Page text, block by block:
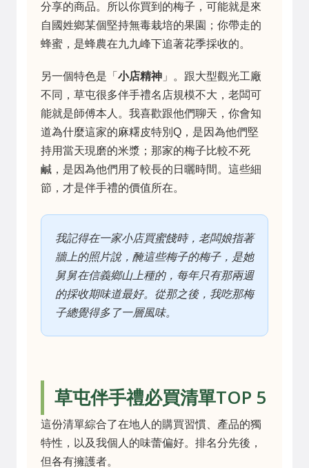
分享的商品。所以你買到的梅子，可能就是來
自國姓鄉某個堅持無毒栽培的果園；你帶走的
蜂蜜，是蜂農在九九峰下追著花季採收的。
另一個特色是「 小店精神 」。跟大型觀光工廠
不同，草屯很多伴手禮名店規模不大，老闆可
能就是師傅本人。我喜歡跟他們聊天，你會知
道為什麼這家的麻糬皮特別Q，是因為他們堅
持用當天現磨的米漿；那家的梅子比較不死
鹹，是因為他們用了較長的日曬時間。這些細
節，才是伴手禮的價值所在。
我記得在一家小店買蜜餞時，老闆娘指著
牆上的照片說，醃這些梅子的梅子，是她
舅舅在信義鄉山上種的，每年只有那兩週
的採收期味道最好。從那之後，我吃那梅
子總覺得多了一層風味。
草屯伴手禮必買清單TOP 5
這份清單綜合了在地人的購買習慣、產品的獨
特性，以及我個人的味蕾偏好。排名分先後，
但各有擁護者。